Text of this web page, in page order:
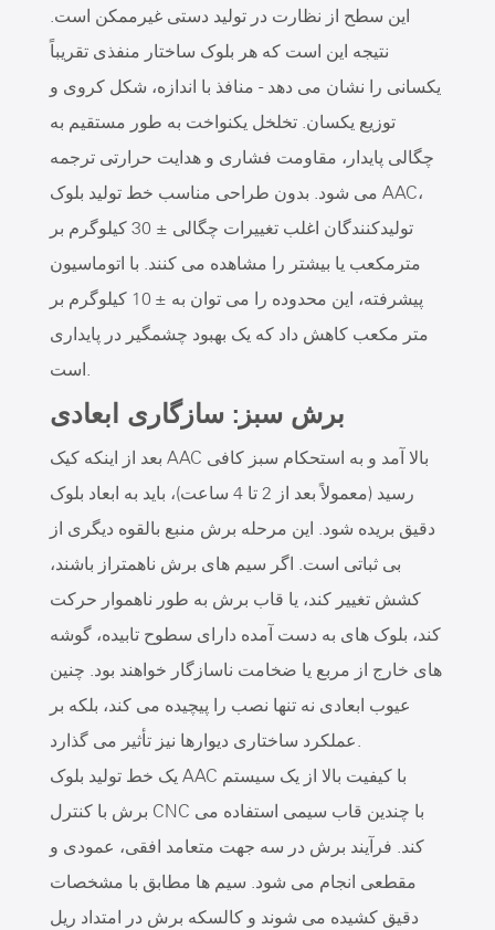
این سطح از نظارت در تولید دستی غیرممکن است.
نتیجه این است که هر بلوک ساختار منفذی تقریباً
یکسانی را نشان می دهد - منافذ با اندازه، شکل کروی و
توزیع یکسان. تخلخل یکنواخت به طور مستقیم به
چگالی پایدار، مقاومت فشاری و هدایت حرارتی ترجمه
می شود. بدون طراحی مناسب خط تولید بلوک AAC،
تولیدکنندگان اغلب تغییرات چگالی ± 30 کیلوگرم بر
مترمکعب یا بیشتر را مشاهده می کنند. با اتوماسیون
پیشرفته، این محدوده را می توان به ± 10 کیلوگرم بر
متر مکعب کاهش داد که یک بهبود چشمگیر در پایداری
است.
برش سبز: سازگاری ابعادی
بعد از اینکه کیک AAC بالا آمد و به استحکام سبز کافی
رسید (معمولاً بعد از 2 تا 4 ساعت)، باید به ابعاد بلوک
دقیق بریده شود. این مرحله برش منبع بالقوه دیگری از
بی ثباتی است. اگر سیم های برش ناهمتراز باشند،
کشش تغییر کند، یا قاب برش به طور ناهموار حرکت
کند، بلوک های به دست آمده دارای سطوح تابیده، گوشه
های خارج از مربع یا ضخامت ناسازگار خواهند بود. چنین
عیوب ابعادی نه تنها نصب را پیچیده می کند، بلکه بر
عملکرد ساختاری دیوارها نیز تأثیر می گذارد.
یک خط تولید بلوک AAC با کیفیت بالا از یک سیستم
برش با کنترل CNC با چندین قاب سیمی استفاده می
کند. فرآیند برش در سه جهت متعامد افقی، عمودی و
مقطعی انجام می شود. سیم ها مطابق با مشخصات
دقیق کشیده می شوند و کالسکه برش در امتداد ریل